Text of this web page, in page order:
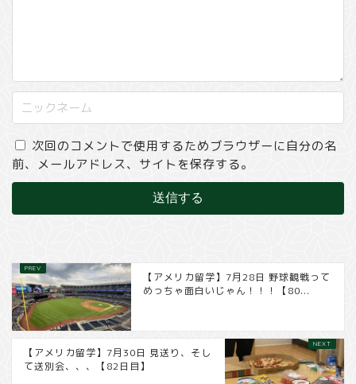
次回のコメントで使用するためブラウザーに自分の名
前、メールアドレス、サイトを保存する。
【アメリカ留学】7月28日 野球観戦って
めっちゃ面白いじゃん！！！【80...
【アメリカ留学】7月30日 見送り、そし
て送別会、、、【82日目】